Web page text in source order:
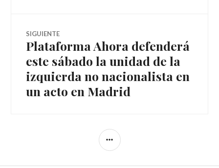
SIGUIENTE
Entrada
siguiente:
Plataforma Ahora defenderá
este sábado la unidad de la
izquierda no nacionalista en
un acto en Madrid
BARRA